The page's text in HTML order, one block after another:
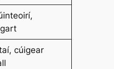
cúigear